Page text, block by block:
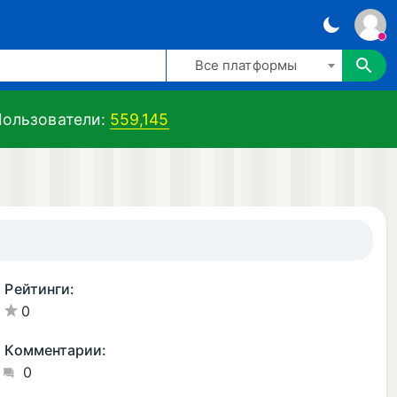
Все платформы
559,145
Рейтинги:
0
Комментарии:
0